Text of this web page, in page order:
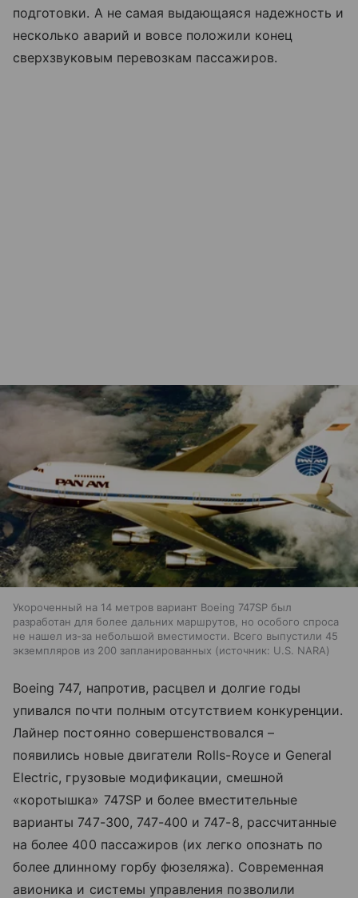
подготовки. А не самая выдающаяся надежность и
несколько аварий и вовсе положили конец
сверхзвуковым перевозкам пассажиров.
Укороченный на 14 метров вариант Boeing 747SP был
разработан для более дальних маршрутов, но особого спроса
не нашел из-за небольшой вместимости. Всего выпустили 45
экземпляров из 200 запланированных
источник: U.S. NARA
Boeing 747, напротив, расцвел и долгие годы
упивался почти полным отсутствием конкуренции.
Лайнер постоянно совершенствовался –
появились новые двигатели Rolls-Royce и General
Electric, грузовые модификации, смешной
«коротышка» 747SP и более вместительные
варианты 747-300, 747-400 и 747-8, рассчитанные
на более 400 пассажиров (их легко опознать по
более длинному горбу фюзеляжа). Современная
авионика и системы управления позволили